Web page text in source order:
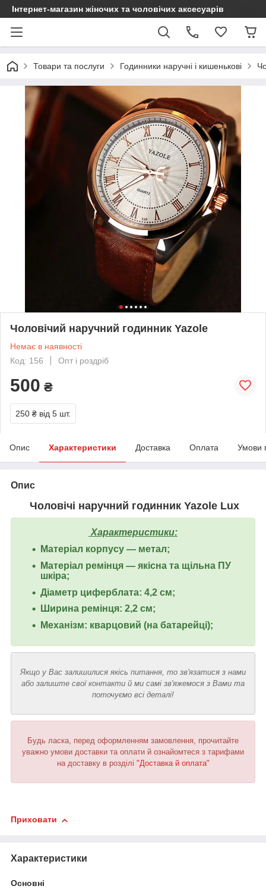
Інтернет-магазин жіночих та чоловічих аксесуарів
Товари та послуги Годинники наручні і кишенькові
Чоловічий наручний годинник Yazole
Немає в наявності
Код: 156
Опт і роздріб
500 ₴
250 ₴ від 5 шт.
Опис Характеристики Доставка Оплата Умови
Опис
Чоловічі наручний годинник Yazole Lux
Характеристики:
Матеріал корпусу — метал;
Матеріал ремінця — якісна та щільна ПУ
шкіра;
Діаметр циферблата: 4,2 см;
Ширина ремінця: 2,2 см;
Механізм: кварцовий (на батарейці);
Якщо у Вас залишилися якісь питання, то зв'язатися з нами
або залиште свої контакти й ми самі зв'яжемося з Вами та
поточуємо всі деталі!
Будь ласка, перед оформленням замовлення, прочитайте
уважно умови доставки та оплати й ознайомтеся з тарифами
на доставку в розділі "Доставка й оплата"
Приховати
Характеристики
Основні